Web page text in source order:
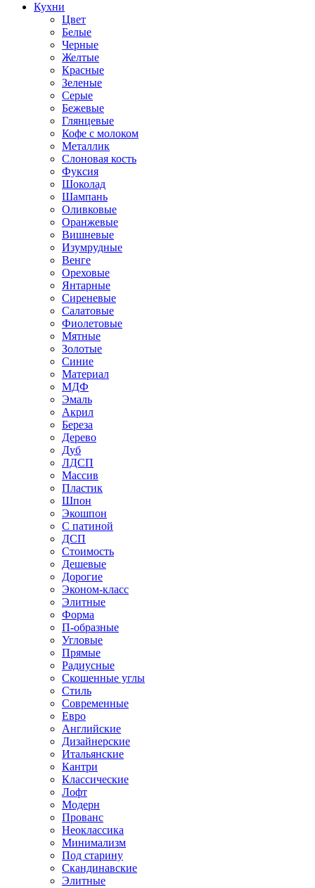
Кухни
Цвет
Белые
Черные
Желтые
Красные
Зеленые
Серые
Бежевые
Глянцевые
Кофе с молоком
Металлик
Слоновая кость
Фуксия
Шоколад
Шампань
Оливковые
Оранжевые
Вишневые
Изумрудные
Венге
Ореховые
Янтарные
Сиреневые
Салатовые
Фиолетовые
Мятные
Золотые
Синие
Материал
МДФ
Эмаль
Акрил
Береза
Дерево
Дуб
ЛДСП
Массив
Пластик
Шпон
Экошпон
С патиной
ДСП
Стоимость
Дешевые
Дорогие
Эконом-класс
Элитные
Форма
П-образные
Угловые
Прямые
Радиусные
Скошенные углы
Стиль
Современные
Евро
Английские
Дизайнерские
Итальянские
Кантри
Классические
Лофт
Модерн
Прованс
Неоклассика
Минимализм
Под старину
Скандинавские
Элитные